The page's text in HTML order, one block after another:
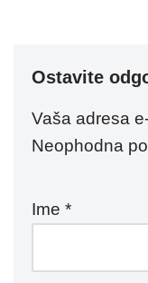
Ostavite
Vaša adresa
Neophodna
Ime *